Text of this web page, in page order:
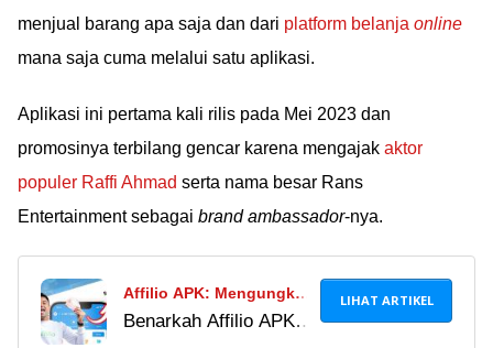
menjual barang apa saja dan dari platform belanja online
mana saja cuma melalui satu aplikasi.
Aplikasi ini pertama kali rilis pada Mei 2023 dan
promosinya terbilang gencar karena mengajak aktor
populer Raffi Ahmad serta nama besar Rans
Entertainment sebagai brand ambassador-nya.
Affilio APK: Mengungkap
Fakta Di Balik Klaim
Benarkah Affilio APK
LIHAT ARTIKEL